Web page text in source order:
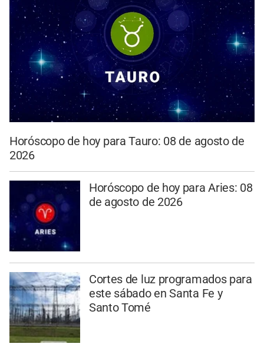
Horóscopo de hoy para Tauro: 08 de agosto de
2026
Horóscopo de hoy para Aries: 08
de agosto de 2026
Cortes de luz programados para
este sábado en Santa Fe y
Santo Tomé